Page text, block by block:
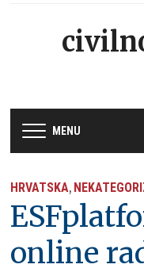
MENU
HRVATSKA,
online